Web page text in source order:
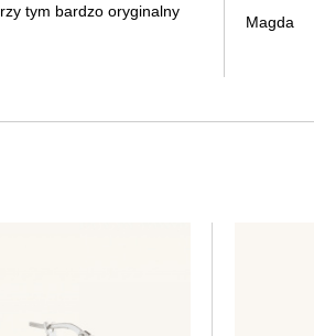
tym bardzo oryginalny
Magda